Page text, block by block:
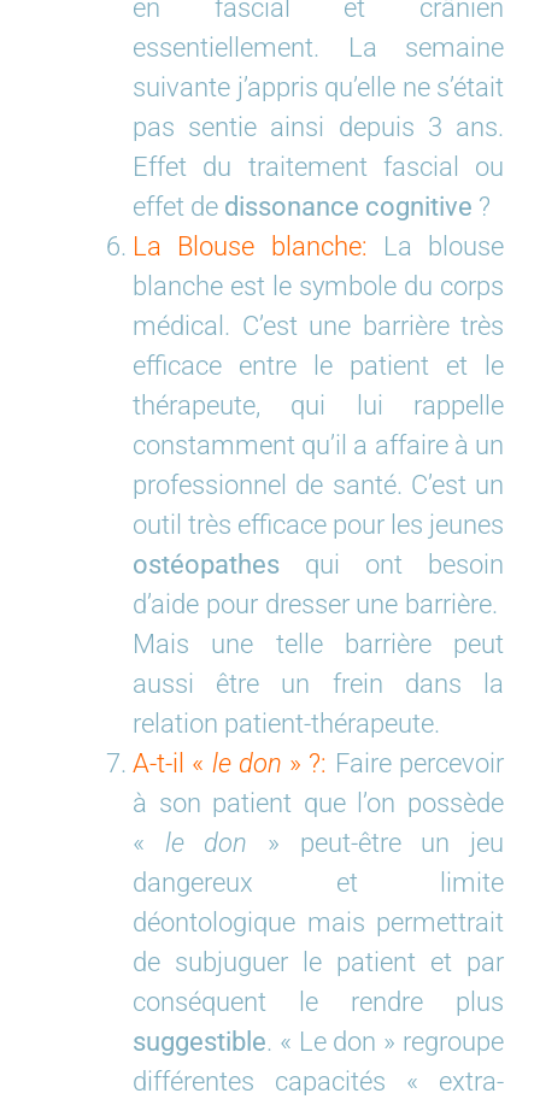
en fascial et crânien
essentiellement. La semaine
suivante j’appris qu’elle ne s’était
pas sentie ainsi depuis 3 ans.
Effet du traitement fascial ou
effet de dissonance cognitive ?
La Blouse blanche: La blouse
blanche est le symbole du corps
médical. C’est une barrière très
efficace entre le patient et le
thérapeute, qui lui rappelle
constamment qu’il a affaire à un
professionnel de santé. C’est un
outil très efficace pour les jeunes
ostéopathes qui ont besoin
d’aide pour dresser une barrière.
Mais une telle barrière peut
aussi être un frein dans la
relation patient-thérapeute.
A-t-il « le don » ?: Faire percevoir
à son patient que l’on possède
« le don » peut-être un jeu
dangereux et limite
déontologique mais permettrait
de subjuguer le patient et par
conséquent le rendre plus
suggestible. « Le don » regroupe
différentes capacités « extra-